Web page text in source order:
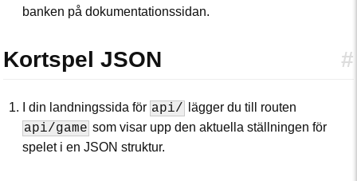
banken på dokumentationssidan.
#
Kortspel JSON
I din landningssida för api/ lägger du till routen
api/game som visar upp den aktuella ställningen för
spelet i en JSON struktur.